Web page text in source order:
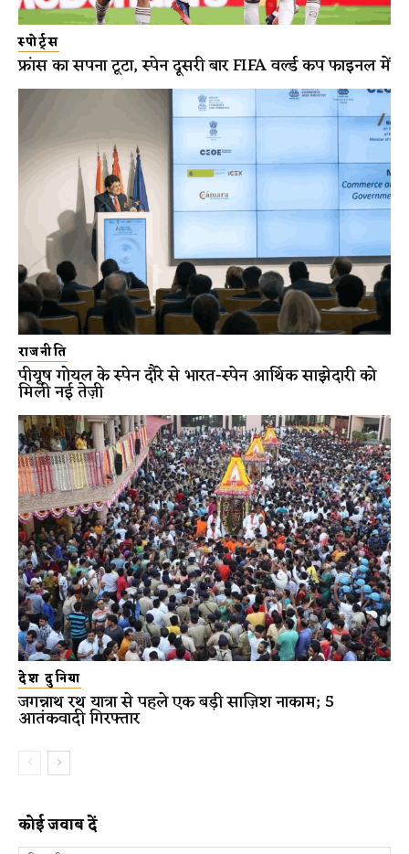
स्पोर्ट्स
फ्रांस का सपना टूटा, स्पेन दूसरी बार FIFA वर्ल्ड कप फाइनल में
राजनीति
पीयूष गोयल के स्पेन दौरे से भारत-स्पेन आर्थिक साझेदारी को
मिली नई तेज़ी
देश दुनिया
जगन्नाथ रथ यात्रा से पहले एक बड़ी साज़िश नाकाम; 5
आतंकवादी गिरफ्तार
कोई जवाब दें